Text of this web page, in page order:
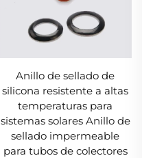
Anillo de sellado de
silicona resistente a altas
temperaturas para
sistemas solares Anillo de
sellado impermeable
para tubos de colectores